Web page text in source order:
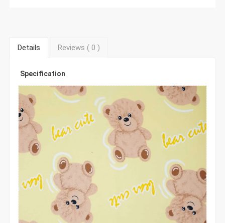
Details Reviews ( 0)
Specification